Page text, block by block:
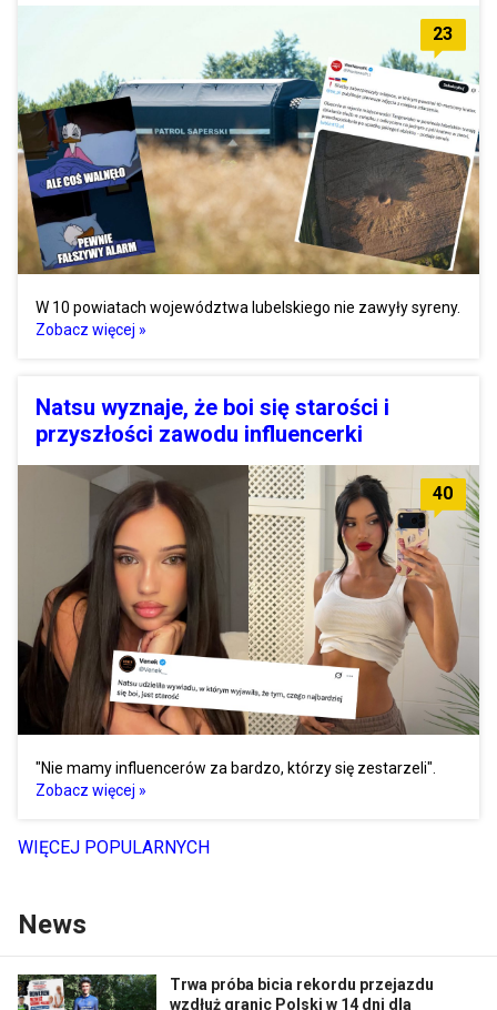
23
W 10 powiatach województwa lubelskiego nie zawyły syreny.
Zobacz więcej »
Natsu wyznaje, że boi się starości i
przyszłości zawodu influencerki
40
"Nie mamy influencerów za bardzo, którzy się zestarzeli".
Zobacz więcej »
WIĘCEJ POPULARNYCH
News
Trwa próba bicia rekordu przejazdu
wzdłuż granic Polski w 14 dni dla